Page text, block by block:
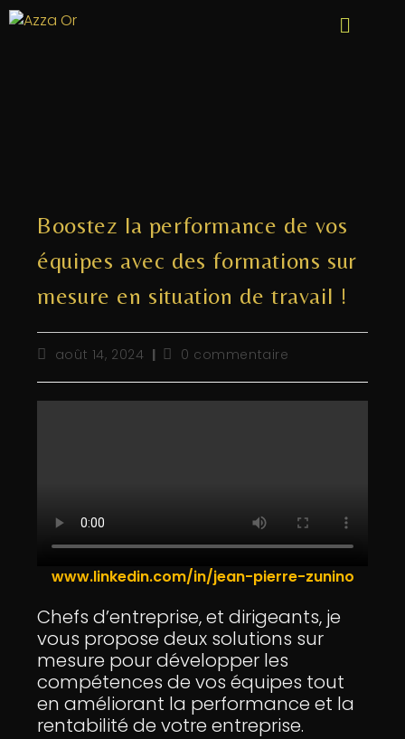
Boostez la performance de vos
équipes avec des formations sur
mesure en situation de travail !
août 14, 2024 0 commentaire
www.linkedin.com/in/jean-pierre-zunino
Chefs d’entreprise, et dirigeants, je
vous propose deux solutions sur
mesure pour développer les
compétences de vos équipes tout
en améliorant la performance et la
rentabilité de votre entreprise.